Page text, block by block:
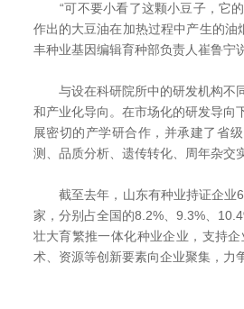
“可不要小看了这颗小豆子，它的
作出的大豆油在加热过程中产生的油
丰种业基因编辑育种部负责人崔鲁宁说
与设在科研院所中的研发机构不
和产业化导向。在市场化的研发导向
展密切的产学研合作，并承建了省
测、品质分析、遗传转化、周年杂交
截至去年，山东有种业持证企业
家，分别占全国的8.2%、9.3%、
壮大育繁推一体化种业企业，支持
术、资源等创新要素向企业聚集，力